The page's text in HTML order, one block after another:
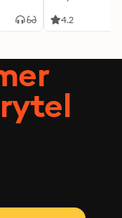
4.2